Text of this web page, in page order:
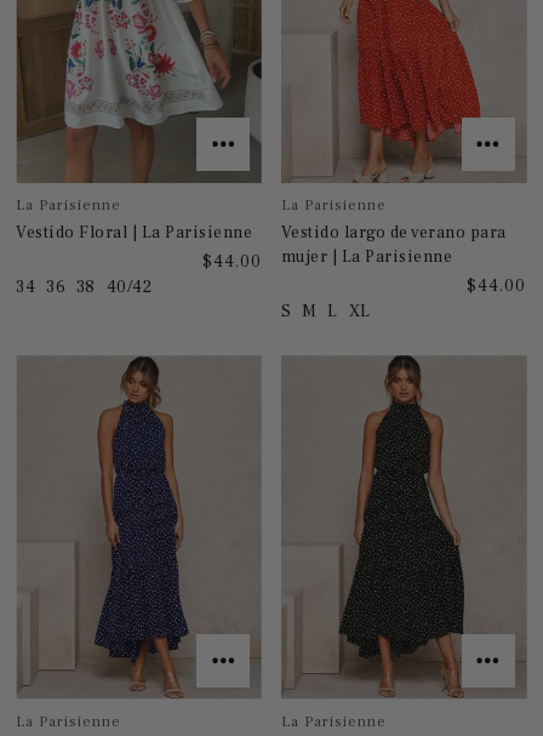
La Parisienne
Vestido Floral | La Parisienne
$44.00
34 36 38 40/42
La Parisienne
Vestido largo de verano para
mujer | La Parisienne
$44.00
S
M L XL
La Parisienne La Parisienne